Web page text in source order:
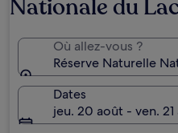
Nationale du
Où allez-vous ?
Réserve Naturelle
Dates
jeu. 20 août - ven. 21